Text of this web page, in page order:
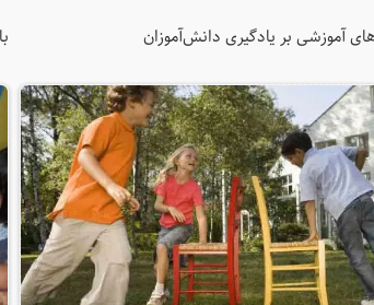
آموزشی بر یادگیری دانش‌آموزان